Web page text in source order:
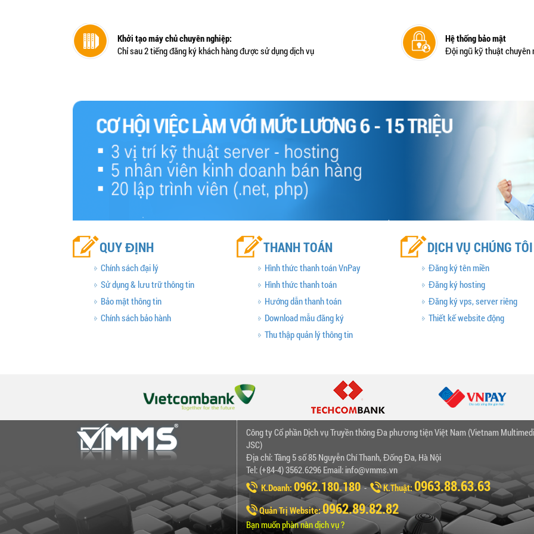
Khởi tạo máy chủ chuyên nghiệp:
Chỉ sau 2 tiếng đăng ký khách hàng được sử dụng dịch vụ
Hệ thống bảo mật
Đội ngũ kỹ thuật chuyên
QUY ĐỊNH
Chính sách đại lý
Sử dụng & lưu trữ thông tin
Bảo mật thông tin
Chính sách bảo hành
THANH TOÁN
Hình thức thanh toán VnPay
Hình thức thanh toán
Hướng dẫn thanh toán
Download mẫu đăng ký
Thu thập quản lý thông tin
DỊCH VỤ CHÚNG TÔI
Đăng ký tên miền
Đăng ký hosting
Đăng ký vps, server riêng
Thiết kế website động
Công ty Cổ phần Dịch vụ Truyền thông Đa phương tiện Việt Nam (Vietnam
JSC)
Địa chỉ: Tầng 5 số 85 Nguyễn Chí Thanh, Đống Đa, Hà Nội
Tel: (+84-4) 3562.6296 Email: info@vmms.vn
K.Doanh: 0962.180.180- K.Thuật: 0963.88.63.63
Quản Trị Website:0962.89.82.82
Bạn muốn phàn nàn dịch vụ ?